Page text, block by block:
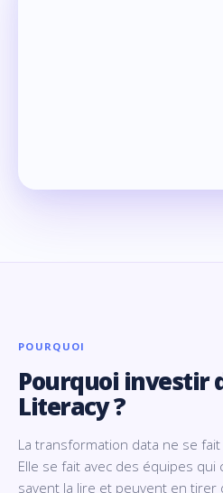
POURQUOI
Pourquoi investir
Literacy ?
La transformation data ne se
Elle se fait avec des équipes
savent la lire et peuvent en tirer